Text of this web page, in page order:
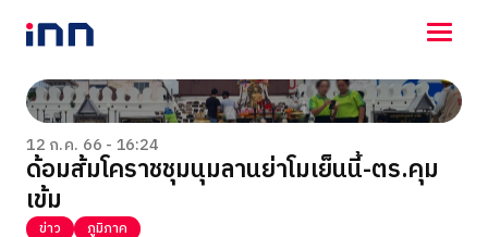
NEWS
ENTERTAINMENT
LIFESTYLE
HOROSCOPE
LOTTERY
12 ก.ค. 66 - 16:24
ด้อมส้มโคราชชุมนุมลานย่าโมเย็นนี้-ตร.คุม
เข้ม
ข่าว ภูมิภาค